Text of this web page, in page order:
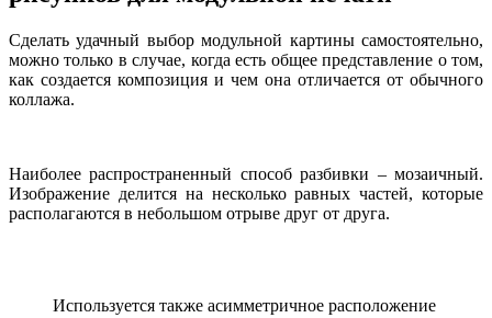
Сделать удачный выбор модульной картины самостоятельно,
можно только в случае, когда есть общее представление о том,
как создается композиция и чем она отличается от обычного
коллажа.
Наиболее распространенный способ разбивки – мозаичный.
Изображение делится на несколько равных частей, которые
располагаются в небольшом отрыве друг от друга.
Используется также асимметричное расположение